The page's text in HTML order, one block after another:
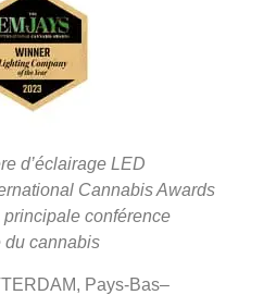
d’éclairage LED
Cannabis Awards
conférence
du cannabis
Pays-Bas–